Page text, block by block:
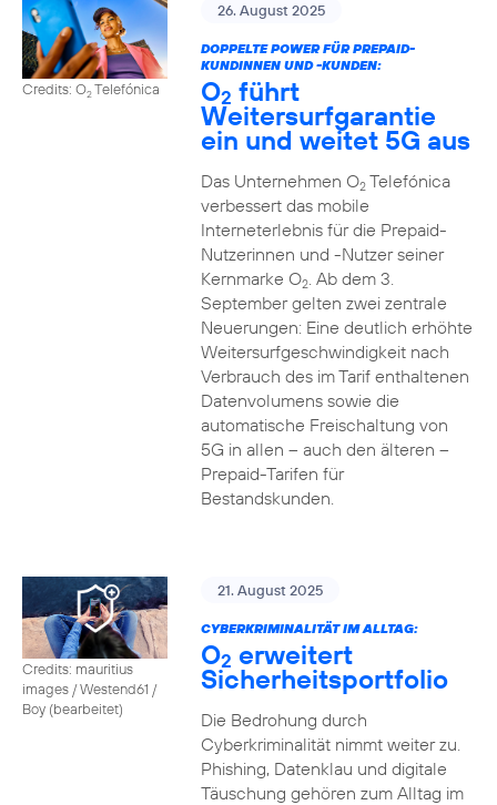
Credits: O2Telefónica
26. August 2025
DOPPELTE POWER FÜR PREPAID-
KUNDINNEN UND -KUNDEN:
O2 führt
Weitersurfgarantie
ein und weitet 5G aus
Das Unternehmen O2Telefónica
verbessert das mobile
Interneterlebnis für die Prepaid-
Nutzerinnen und -Nutzer seiner
Kernmarke O2. Ab dem 3.
September gelten zwei zentrale
Neuerungen: Eine deutlich erhöhte
Weitersurfgeschwindigkeit nach
Verbrauch des im Tarif enthaltenen
Datenvolumens sowie die
automatische Freischaltung von
5G in allen – auch den älteren –
Prepaid-Tarifen für
Bestandskunden.
Credits: mauritius
images / Westend61 /
Boy (bearbeitet)
21. August 2025
CYBERKRIMINALITÄT IM ALLTAG:
O2 erweitert
Sicherheitsportfolio
Die Bedrohung durch
Cyberkriminalität nimmt weiter zu.
Phishing, Datenklau und digitale
Täuschung gehören zum Alltag im